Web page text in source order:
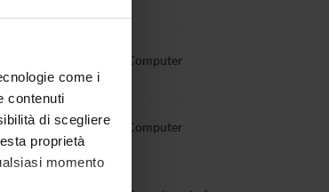
come i
contenuti
di scegliere
proprietà
momento
(Department Computer
Science)
(Department Computer
Science)